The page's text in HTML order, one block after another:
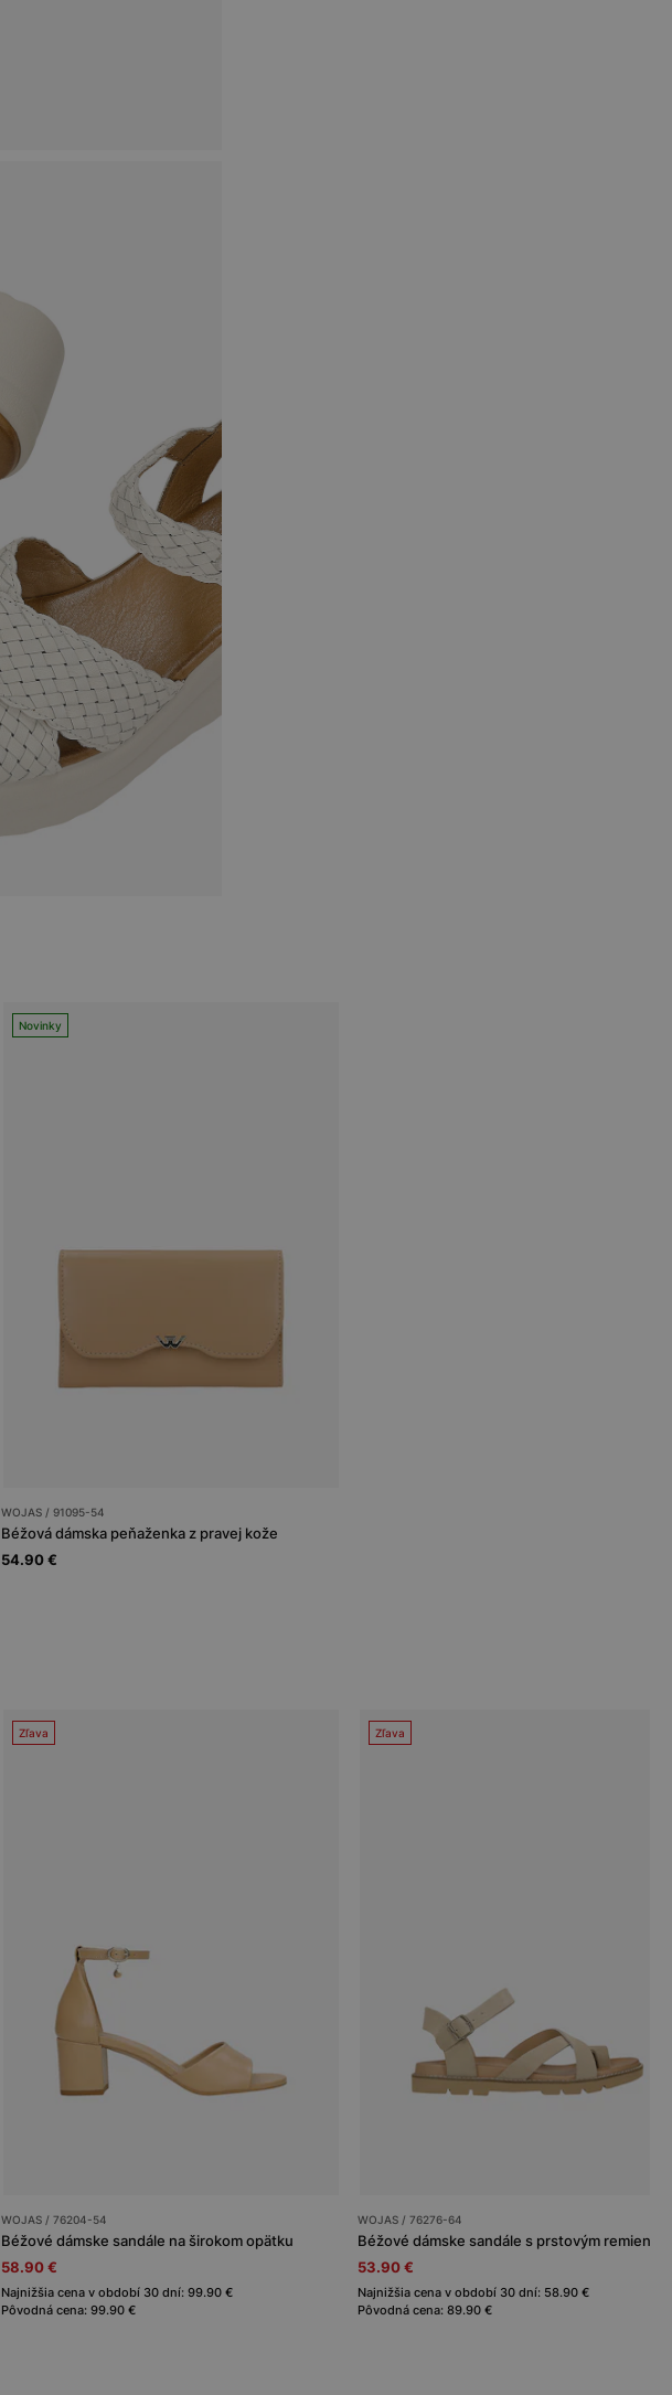
Novinky
WOJAS / 91095-54
Béžová dámska peňaženka z pravej kože
54.90 €
Zľava
WOJAS / 76204-54
Béžové dámske sandále na širokom opätku
58.90 €
Najnižšia cena v období 30 dní: 99.90 €
Pôvodná cena: 99.90 €
Zľava
WOJAS / 76276-64
Béžové dámske sandále s prstovým
53.90 €
Najnižšia cena v období 30 dní: 58.90 €
Pôvodná cena: 89.90 €